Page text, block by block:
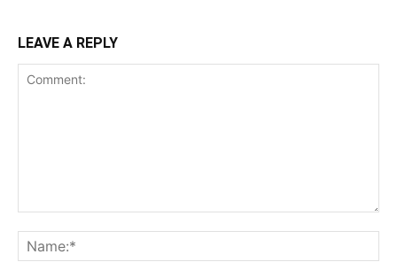
LEAVE A REPLY